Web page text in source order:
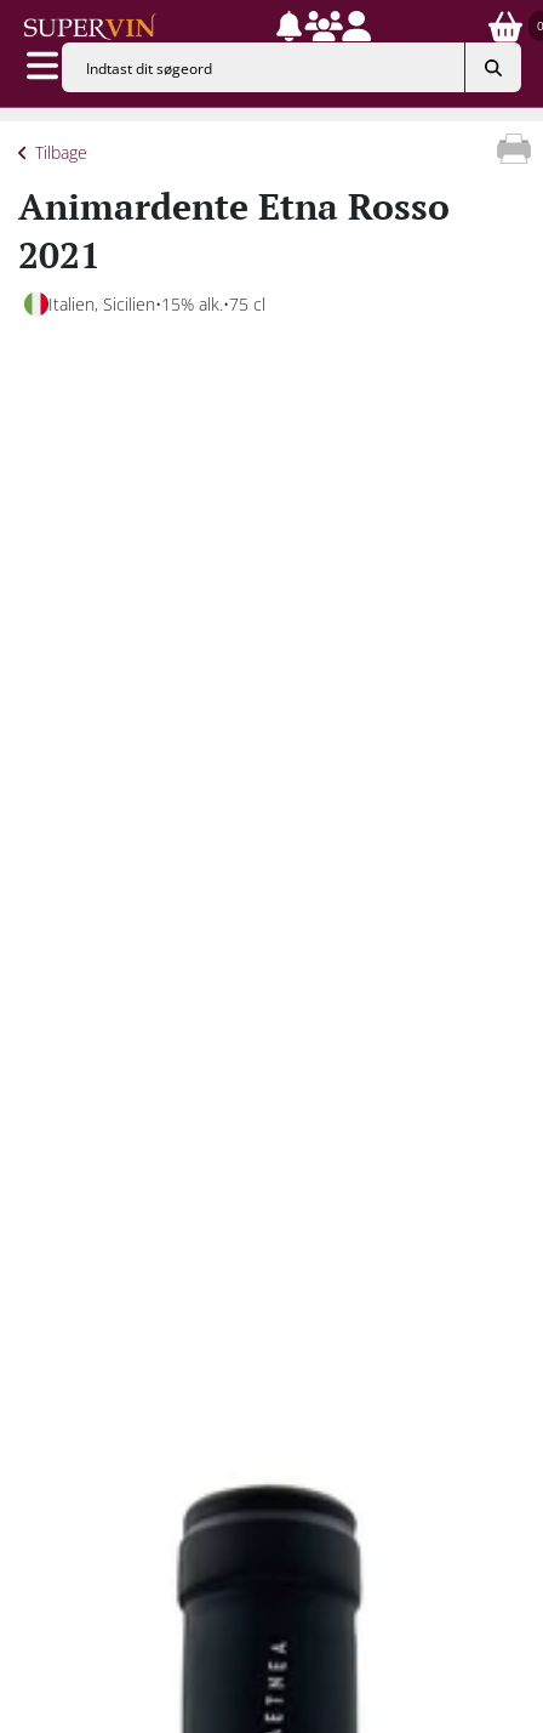
0
Tilbage
Animardente Etna Rosso
2021
Italien, Sicilien 15% alk. 75 cl